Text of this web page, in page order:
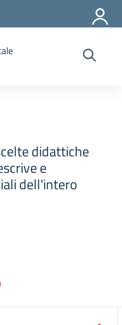
didattiche
e
dell'intero